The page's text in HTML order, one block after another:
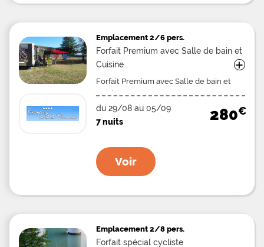
Emplacement 2/6 pers.
Forfait Premium avec Salle de bain et
Cuisine
Forfait Premium avec Salle de bain et
Cuisine 1/6 Pers.
+
du 29/08 au 05/09
7 nuits
280€
Voir
Emplacement 2/8 pers.
Forfait spécial cycliste